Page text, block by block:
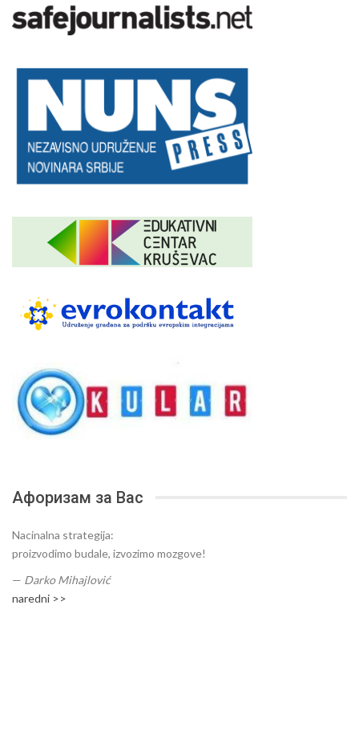
Афоризам за Вас
Nacinalna strategija:
proizvodimo budale, izvozimo mozgove!
— Darko Mihajlović
naredni >>